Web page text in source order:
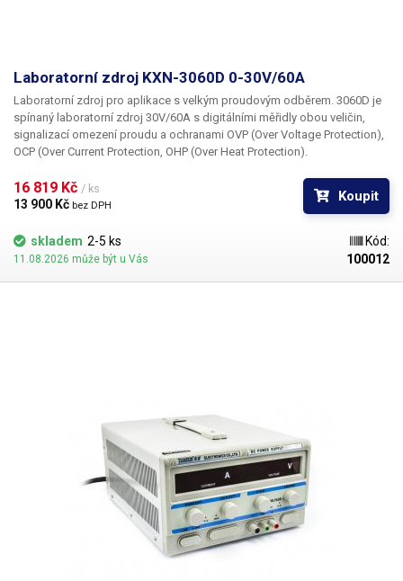
Laboratorní zdroj KXN-3060D 0-30V/60A
Laboratorní zdroj pro aplikace s velkým proudovým odběrem. 3060D je
spínaný laboratorní zdroj 30V/60A s digitálními měřidly obou veličin,
signalizací omezení proudu a ochranami OVP (Over Voltage Protection),
OCP (Over Current Protection, OHP (Over Heat Protection).
16 819 Kč / ks
13 900 Kč bez DPH
Koupit
skladem 2-5 ks
11.08.2026 může být u Vás
Kód:
100012